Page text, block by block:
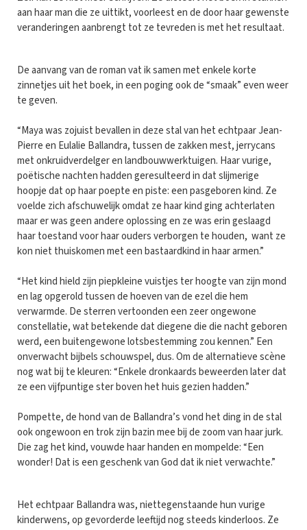
aan haar man die ze uittikt, voorleest en de door haar gewenste
veranderingen aanbrengt tot ze tevreden is met het resultaat.
De aanvang van de roman vat ik samen met enkele korte
zinnetjes uit het boek, in een poging ook de “smaak” even weer
te geven.
“Maya was zojuist bevallen in deze stal van het echtpaar Jean-
Pierre en Eulalie Ballandra, tussen de zakken mest, jerrycans
met onkruidverdelger en landbouwwerktuigen. Haar vurige,
poëtische nachten hadden geresulteerd in dat slijmerige
hoopje dat op haar poepte en piste: een pasgeboren kind. Ze
voelde zich afschuwelijk omdat ze haar kind ging achterlaten
maar er was geen andere oplossing en ze was erin geslaagd
haar toestand voor haar ouders verborgen te houden, want ze
kon niet thuiskomen met een bastaardkind in haar armen.”
“Het kind hield zijn piepkleine vuistjes ter hoogte van zijn mond
en lag opgerold tussen de hoeven van de ezel die hem
verwarmde. De sterren vertoonden een zeer ongewone
constellatie, wat betekende dat diegene die die nacht geboren
werd, een buitengewone lotsbestemming zou kennen.” Een
onverwacht bijbels schouwspel, dus. Om de alternatieve scène
nog wat bij te kleuren: “Enkele dronkaards beweerden later dat
ze een vijfpuntige ster boven het huis gezien hadden.”
Pompette, de hond van de Ballandra’s vond het ding in de stal
ook ongewoon en trok zijn bazin mee bij de zoom van haar jurk.
Die zag het kind, vouwde haar handen en mompelde: “Een
wonder! Dat is een geschenk van God dat ik niet verwachte.”
Het echtpaar Ballandra was, niettegenstaande hun vurige
kinderwens, op gevorderde leeftijd nog steeds kinderloos. Ze